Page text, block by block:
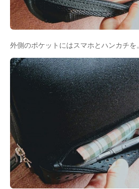
外側のポケットにはスマホとハンカチを。